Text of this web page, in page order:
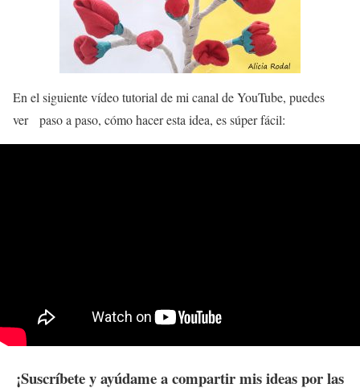
En el siguiente vídeo tutorial de mi canal de YouTube, puedes
ver paso a paso, cómo hacer esta idea, es súper fácil:
¡Suscríbetey ayúdame a compartir mis ideas por las